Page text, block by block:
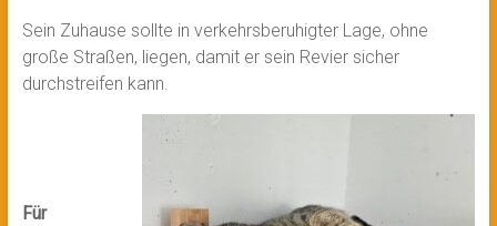
Sein Zuhause sollte in verkehrsberuhigter Lage, ohne
große Straßen, liegen, damit er sein Revier sicher
durchstreifen kann.
Für